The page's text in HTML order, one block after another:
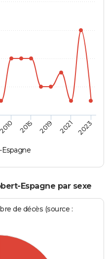
2010 2015 2019 2021 2023
Espagne par sexe
de décès (source :